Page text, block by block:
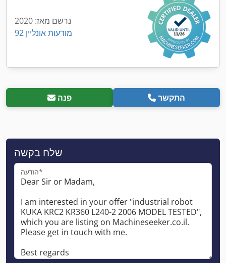
נרשם מאז: 2020
92 מודעות אונליין
פנה התקשר
שלח בקשה
הודעה*